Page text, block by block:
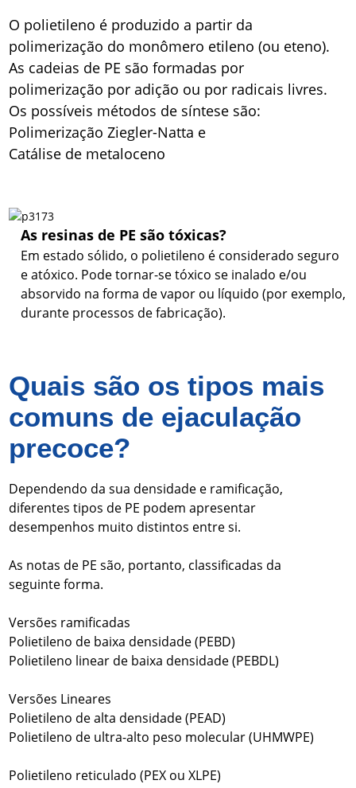
O polietileno é produzido a partir da
polimerização do monômero etileno (ou eteno).
As cadeias de PE são formadas por
polimerização por adição ou por radicais livres.
Os possíveis métodos de síntese são:
Polimerização Ziegler-Natta e
Catálise de metaloceno
As resinas de PE são tóxicas?
Em estado sólido, o polietileno é considerado seguro
e atóxico. Pode tornar-se tóxico se inalado e/ou
absorvido na forma de vapor ou líquido (por exemplo,
durante processos de fabricação).
Quais são os tipos mais
comuns de ejaculação
precoce?
Dependendo da sua densidade e ramificação,
diferentes tipos de PE podem apresentar
desempenhos muito distintos entre si.
As notas de PE são, portanto, classificadas da
seguinte forma.
Versões ramificadas
Polietileno de baixa densidade (PEBD)
Polietileno linear de baixa densidade (PEBDL)
Versões Lineares
Polietileno de alta densidade (PEAD)
Polietileno de ultra-alto peso molecular (UHMWPE)
Polietileno reticulado (PEX ou XLPE)